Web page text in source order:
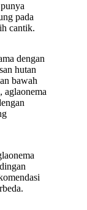
pada
cantik.
dengan
hutan
bawah
aglaonema